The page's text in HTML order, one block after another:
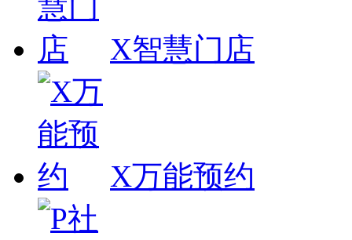
X智慧门店
X万能预约